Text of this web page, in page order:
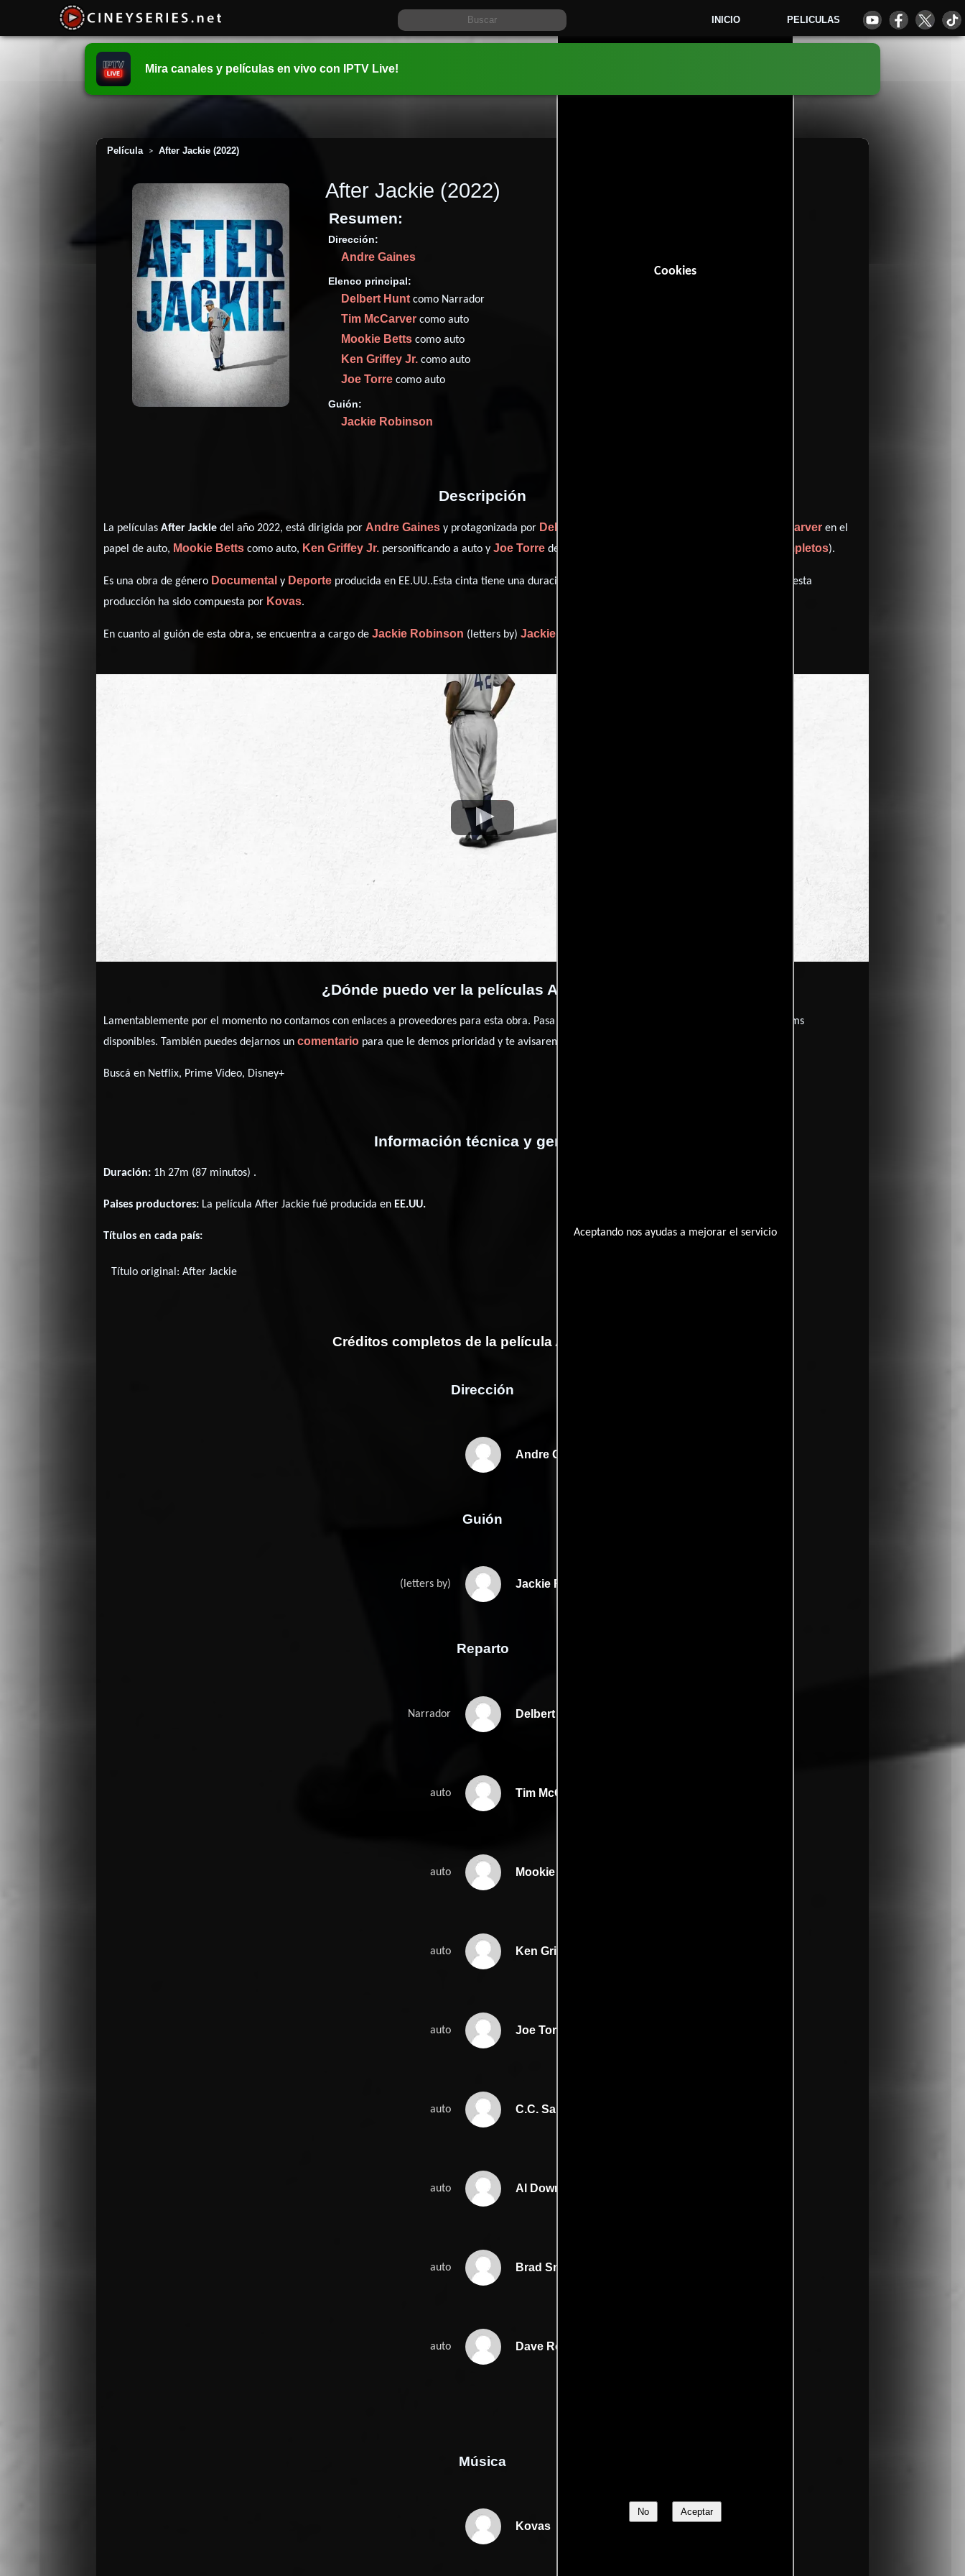
INICIO PELICULAS
Cookies
Aceptando nos ayudas a mejorar el servicio
No Aceptar
Mira canales y películas en vivo con IPTV Live!
Película > After Jackie (2022)
After Jackie (2022)
Resumen:
Dirección:
Andre Gaines
Elenco principal:
Delbert Huntcomo Narrador
Tim McCarver como auto
Mookie Betts como auto
Ken Griffey Jr. como auto
Joe Torre como auto
Guión:
Jackie Robinson
1h 27m (87 minutos).
Descripción
La películasAfter Jackie del año 2022, está dirigida porAndre Gaines y protagonizada por Delbert Hunt Tim McCarver en el
papel de auto, Mookie Betts como auto, Ken Griffey Jr. personificando a auto yJoe Torre desempeñando el papel de auto ( ver créditos completos).
Es una obra de género Documental y Deporte producida en EE.UU..Esta cinta tiene una duración de 1h 27m (87 minutos). La banda sonora para esta
producción ha sido compuesta por Kovas.
En cuanto al guión de esta obra, se encuentra a cargo deJackie Robinson (letters by)Jackie Robinson
¿Dónde puedo ver la películas After Jackie?
Lamentablemente por el momento no contamos con enlaces a proveedores para esta obra. Pasa por nuestro catálogo de
y encuentra films
disponibles. También puedes dejarnos uncomentario para que le demos prioridad y te avisaremos cuando se encuentre disponible
Buscá en Netflix, Prime Video, Disney+
Información técnica y general
Duración: 1h 27m (87 minutos) .
Paises productores: La película After Jackie fué producida en EE.UU.
Títulos en cada país:
Título original: After Jackie
Créditos completos de la película After Jackie
Dirección
Andre Gaines
Guión
(letters by) Jackie Robinsons
Reparto
Narrador Delbert Hunt
auto Tim McCarver
auto Mookie Betts
auto Ken Griffey Jr.
auto Joe Torre
auto C.C. Sabathia
auto Al Downing
auto Brad Snyder
auto Dave Roberts
Música
Kovas